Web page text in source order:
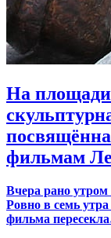
На площади
фильмам
Вчера рано
Ровно в семь утра
фильма